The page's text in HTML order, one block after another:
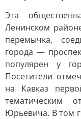
Эта
Ленинском
перемычка,
города —
популярен у
Посетители
на Кавказ
тематическим
Юрьевича. В том